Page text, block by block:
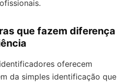
que fazem diferença
oferecem
da simples identificação que